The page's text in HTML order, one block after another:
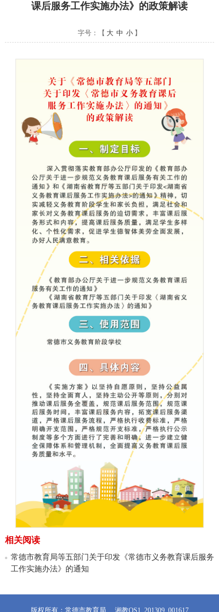
课后服务工作实施办法》的政策解读
字号：【 大 中 小 】
相关阅读
常德市教育局等五部门关于印发《常德市义务教育课后服务
工作实施办法》的通知
版权所有：常德市教育局 湘教QS1_201309_001617